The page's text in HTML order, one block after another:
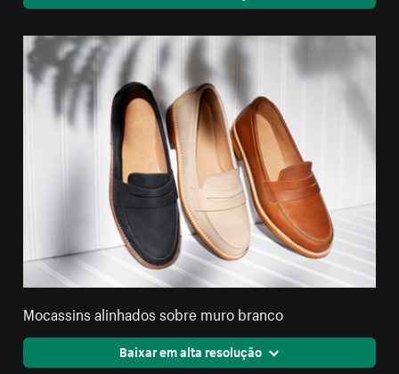
Mocassins alinhados sobre muro branco
Baixar em alta resolução